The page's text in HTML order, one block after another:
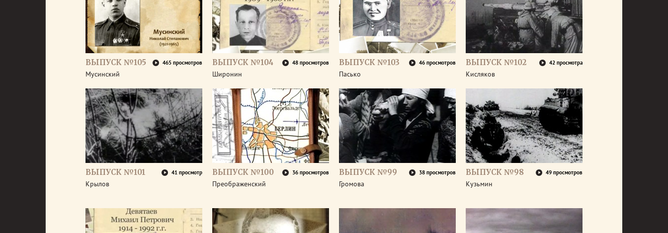
ВЫПУСК №105 465 просмотров
Мусинский
ВЫПУСК №104 48 просмотров
Широнин
ВЫПУСК №103 46 просмотров
Пасько
ВЫПУСК №102 42 просмотра
Кисляков
ВЫПУСК №101 41 просмотр
Крылов
ВЫПУСК №100 36 просмотров
Преображенский
ВЫПУСК №99 38 просмотров
Громова
ВЫПУСК №98 49 просмотров
Кузьмин